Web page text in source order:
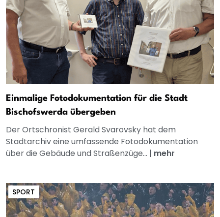
Einmalige Fotodokumentation für die Stadt
Bischofswerda übergeben
Der Ortschronist Gerald Svarovsky hat dem
Stadtarchiv eine umfassende Fotodokumentation
über die Gebäude und Straßenzüge... | mehr
SPORT